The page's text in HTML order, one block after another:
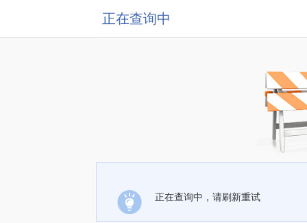
正在查询中
正在查询中，请刷新重试